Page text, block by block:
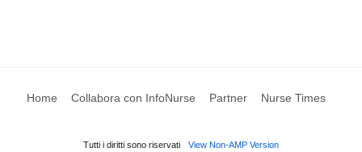
Home Collabora con InfoNurse Partner Nurse Times
Tutti i diritti sono riservati View Non-AMP Version